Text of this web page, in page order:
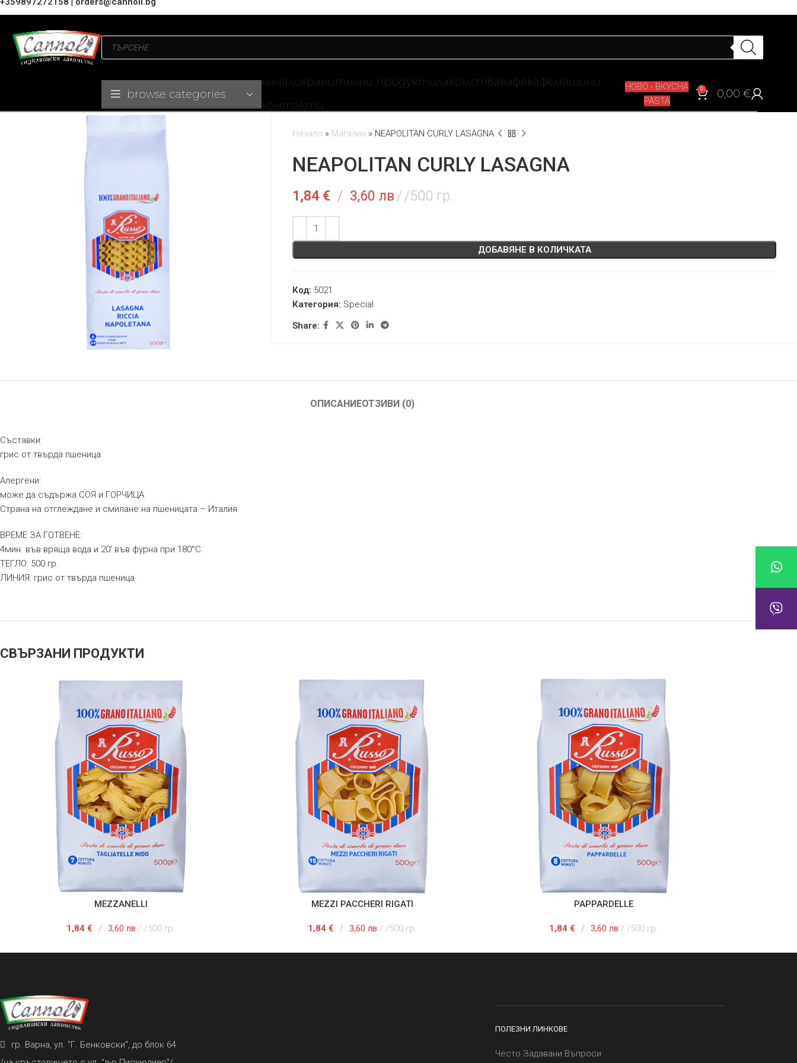
browse categories
началохранителни продуктилакомствакафекафемашини
контакти
НОВО - ВКУСНА
PASTA
0 0,00 €
Начало » Магазин » NEAPOLITAN CURLY LASAGNA
NEAPOLITAN CURLY LASAGNA
1,84 € / 3,60 лв /500 гр.
ДОБАВЯНЕ В КОЛИЧКАТА
Код: 5021
Категория: Special
Share:
ОПИСАНИЕОТЗИВИ (0)
Съставки:
грис от твърда пшеница
Алергени:
може да съдържа СОЯ и ГОРЧИЦА
Страна на отглеждане и смилане на пшеницата – Италия
ВРЕМЕ ЗА ГОТВЕНЕ:
4мин. във вряща вода и 20′ във фурна при 180°C
ТЕГЛО: 500 гр.
ЛИНИЯ: грис от твърда пшеница
СВЪРЗАНИ ПРОДУКТИ
ДОБАВЯНЕ В КОЛИЧКАТАMEZZANELLI
1,84 € / 3,60 лв /500 гр.
ДОБАВЯНЕ В КОЛИЧКАТАMEZZI PACCHERI RIGATI
1,84 € / 3,60 лв /500 гр.
ДОБАВЯНЕ В КОЛИЧКАТАPAPPARDELLE
1,84€ / 3,60 лв /500 гр.
гр. Варна, ул. "Г. Бенковски", до блок 64
ПОЛЕЗНИ ЛИНКОВЕ
Често Задавани Въпроси